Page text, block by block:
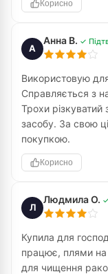
Корисно
А
Анна В. ✓
Використовую
Справляється з
Трохи різкуватий
засобу. За свою
покупкою.
Корисно
Л
Людмила О.
Купила для
працює, плями на
для чищення